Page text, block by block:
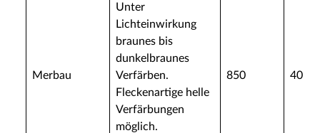
Merbau
Unter
Lichteinwirkung
braunes bis
dunkelbraunes
Verfärben.
Fleckenartige helle
Verfärbungen
möglich.
850 40